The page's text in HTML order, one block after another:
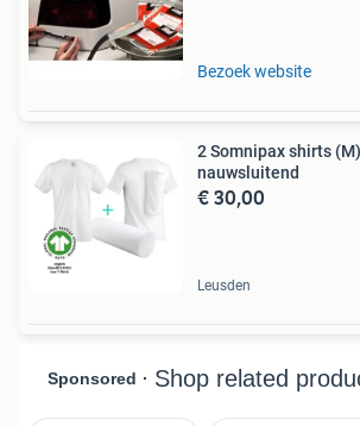
Bezoek website
2 Somnipax shirts
nauwsluitend
€ 30,00
Leusden